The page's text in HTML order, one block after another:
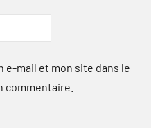
e-mail et mon site dans le
commentaire.